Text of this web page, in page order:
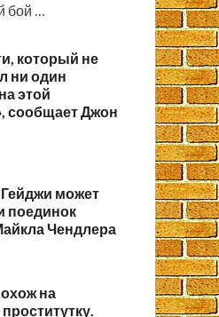
бой …
который не
ни один
этой
сообщает Джон
может
поединок
Чендлера
на